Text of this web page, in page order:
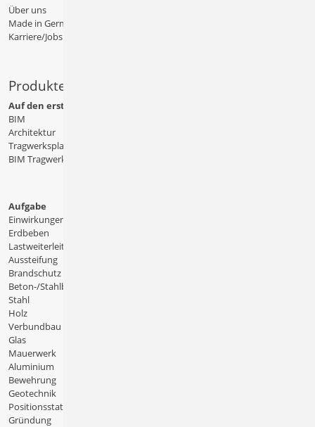
Über uns
Made in Germany
Karriere/Jobs
Produkte
Auf den ersten Blick
BIM
Architektur
Tragwerksplanung
BIM Tragwerksplanung
Aufgabe
Einwirkungen
Erdbeben
Lastweiterleitung
Aussteifung
Brandschutz
Beton-/Stahlbeton
Stahl
Holz
Verbundbau
Glas
Mauerwerk
Aluminium
Bewehrung
Geotechnik
Positionsstatik
Gründung